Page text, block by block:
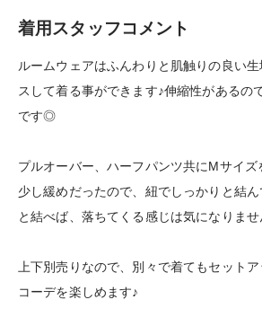
着用スタッフコメント
ルームウェアはふんわりと肌触りの良い
スして着る事ができます♪伸縮性があるの
です◎
プルオーバー、ハーフパンツ共にMサイ
少し緩めだったので、紐でしっかりと結
と結べば、落ちてくる感じは気になりま
上下別売りなので、別々で着てもセット
コーデを楽しめます♪